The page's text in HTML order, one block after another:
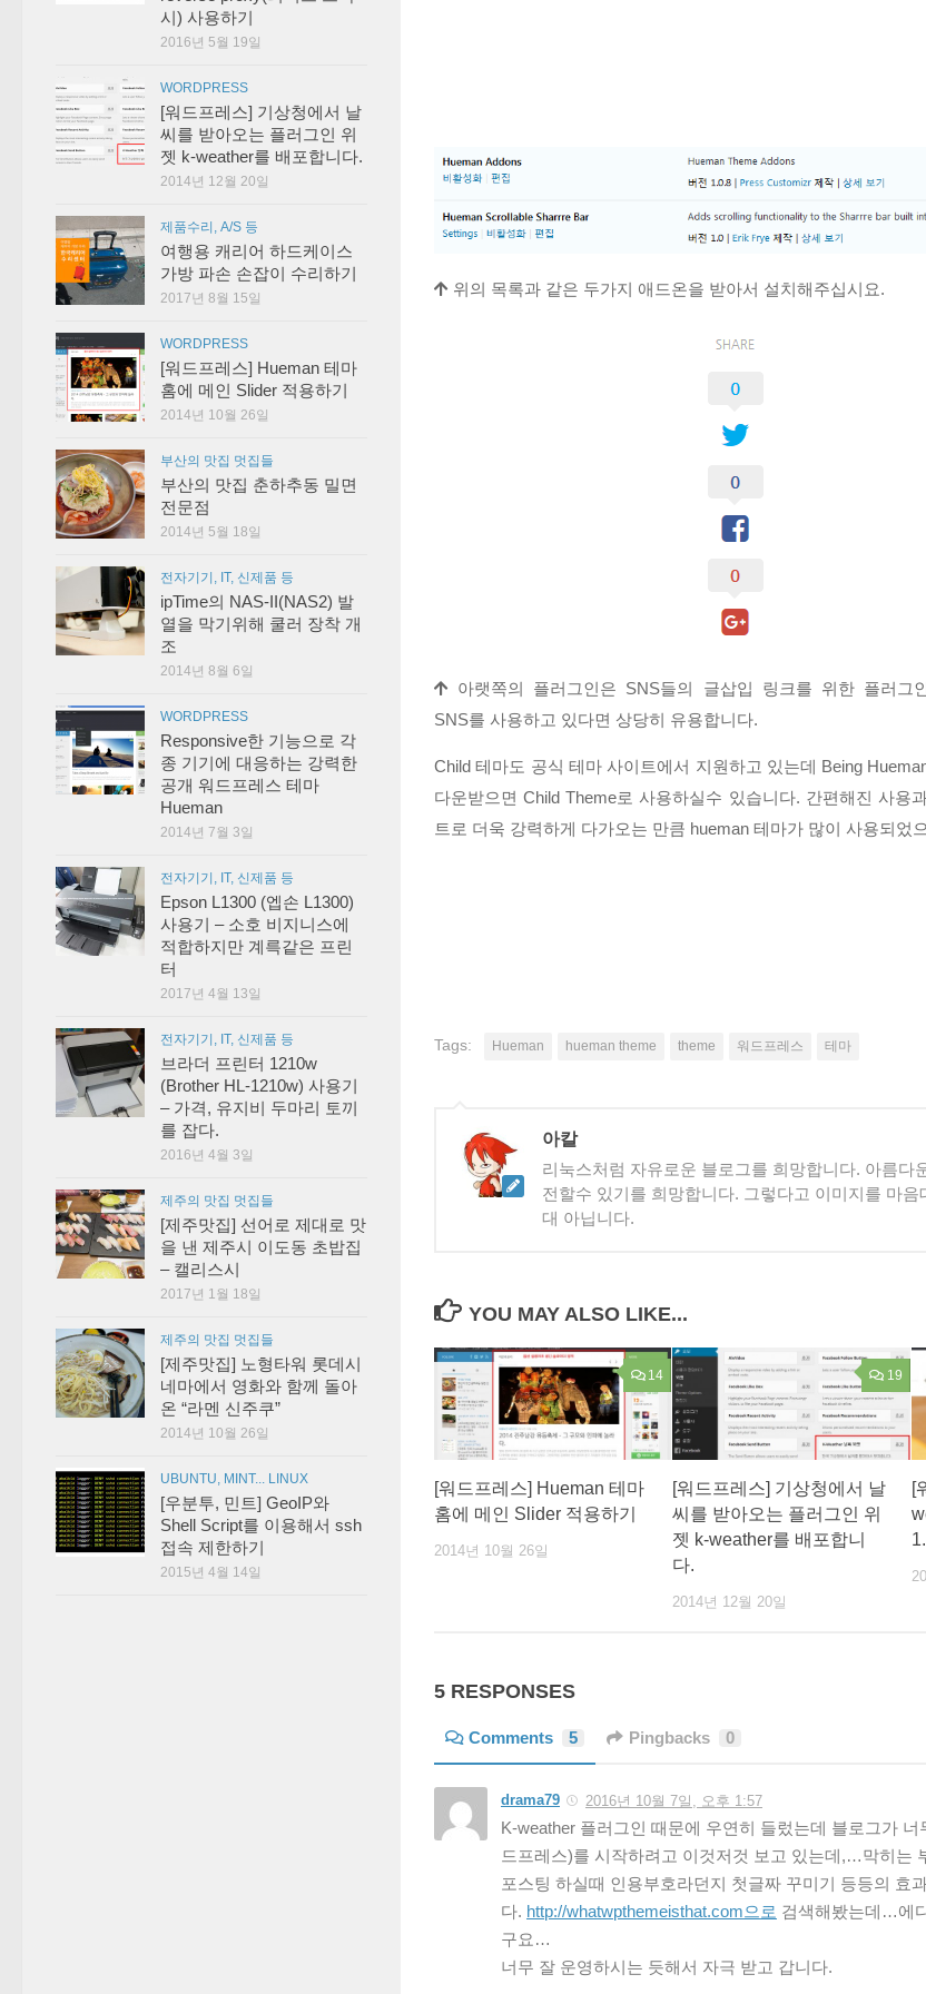
위의 목록과 같은 두가지 애드온을 받아서 설치해주십시요.
아랫쪽의 플러그인은 SNS들의 글삽입 링크를 위한 플러그
SNS를 사용하고 있다면 상당히 유용합니다.
Child 테마도 공식 테마 사이트에서 지원하고 있는데 Being
다운받으면 Child Theme로 사용하실수 있습니다. 간편해진 사용
트로 더욱 강력하게 다가오는 만큼 hueman 테마가 많이 사용되었
Tags: Hueman hueman theme theme 워드프레스 테마
아칼
리눅스처럼 자유로운 블로그를 희망합니다. 아름다
전할수 있기를 희망합니다. 그렇다고 이미지를 마음
대 아닙니다.
YOU MAY ALSO LIKE...
14
[워드프레스] Hueman 테마
홈에 메인 Slider 적용하기
2014년 10월 26일
19
[워드프레스] 기상청에서 날
씨를 받아오는 플러그인 위
젯 k-weather를 배포합니
다.
2014년 12월 20일
[
5 RESPONSES
Comments 5 Pingbacks 0
drama79 2016년 10월 7일, 오후 1:57
K-weather 플러그인 때문에 우연히 들렀는데 블로그가
드프레스)를 시작하려고 이것저것 보고 있는데,…막히는
포스팅 하실때 인용부호라던지 첫글짜 꾸미기 등등의 효
다. http://whatwpthemeisthat.com으로 검색해봤는데…에
구요…
너무 잘 운영하시는 듯해서 자극 받고 갑니다.
시) 사용하기
2016년 5월 19일
WORDPRESS
[워드프레스] 기상청에서 날
씨를 받아오는 플러그인 위
젯 k-weather를 배포합니다.
2014년 12월 20일
제품수리, A/S 등
여행용 캐리어 하드케이스
가방 파손 손잡이 수리하기
2017년 8월 15일
WORDPRESS
[워드프레스] Hueman 테마
홈에 메인 Slider 적용하기
2014년 10월 26일
부산의 맛집 멋집들
부산의 맛집 춘하추동 밀면
전문점
2014년 5월 18일
전자기기, IT, 신제품 등
ipTime의 NAS-II(NAS2) 발
열을 막기위해 쿨러 장착 개
조
2014년 8월 6일
WORDPRESS
Responsive한 기능으로 각
종 기기에 대응하는 강력한
공개 워드프레스 테마
Hueman
2014년 7월 3일
전자기기, IT, 신제품 등
Epson L1300 (엡손 L1300)
사용기 – 소호 비지니스에
적합하지만 계륵같은 프린
터
2017년 4월 13일
전자기기, IT, 신제품 등
브라더 프린터 1210w
(Brother HL-1210w) 사용기
– 가격, 유지비 두마리 토끼
를 잡다.
2016년 4월 3일
제주의 맛집 멋집들
[제주맛집] 선어로 제대로 맛
을 낸 제주시 이도동 초밥집
– 캘리스시
2017년 1월 18일
제주의 맛집 멋집들
[제주맛집] 노형타워 롯데시
네마에서 영화와 함께 돌아
온 “라멘 신주쿠”
2014년 10월 26일
UBUNTU, MINT... LINUX
[우분투, 민트] GeoIP와
Shell Script를 이용해서 ssh
접속 제한하기
2015년 4월 14일